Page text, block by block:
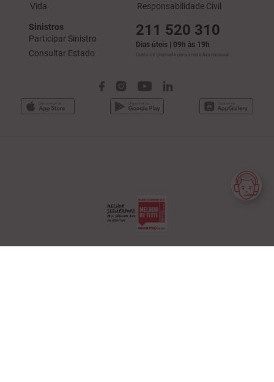
Vida
Responsabilidade Civil
Sinistros
Participar Sinistro
Consultar Estado
211 520 310
Dias úteis | 09h às 19h
Custo de chamada para a rede fixa nacional